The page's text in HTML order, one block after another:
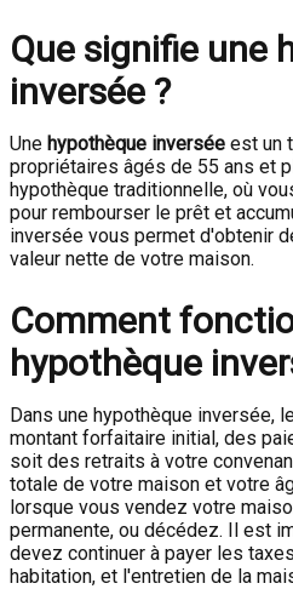
Que signifie une
inversée ?
Une hypothèque inversée est un
propriétaires âgés de 55 ans et
hypothèque traditionnelle, où
pour rembourser le prêt et
inversée vous permet d'obtenir
valeur nette de votre maison.
Comment
hypothèque
Dans une hypothèque inversée,
montant forfaitaire initial, des
soit des retraits à votre
totale de votre maison et votre
lorsque vous vendez votre
permanente, ou décédez. Il est
devez continuer à payer les
habitation, et l'entretien de la